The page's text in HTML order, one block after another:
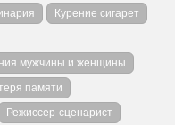
Курение сигарет
мужчины и женщины
памяти
Режиссер-сценарист